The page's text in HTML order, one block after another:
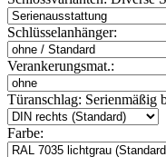
Schlüsselanhänger:
Verankerungsmat.:
Türanschlag: Serienmäßig
Farbe: